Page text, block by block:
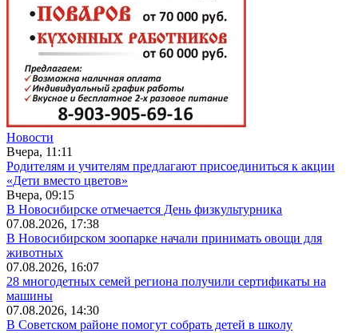
Новости
Вчера, 11:11
Родителям и учителям предлагают присоединиться к акции
«Дети вместо цветов»
Вчера, 09:15
В Новосибирске отмечается День физкультурника
07.08.2026, 17:38
В Новосибирском зоопарке начали принимать овощи для
животных
07.08.2026, 16:07
28 многодетных семей региона получили сертификаты на
машины
07.08.2026, 14:30
В Советском районе помогут собрать детей в школу